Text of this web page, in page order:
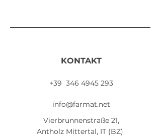
KONTAKT
+39 346 4945 293
info@farmat.net
Vierbrunnenstraße 21,
Antholz Mittertal, IT (BZ)